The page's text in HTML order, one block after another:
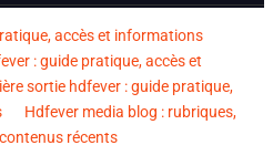
accès et informations
: guide pratique, accès et
sortie hdfever : guide pratique,
Hdfever media blog : rubriques,
récents